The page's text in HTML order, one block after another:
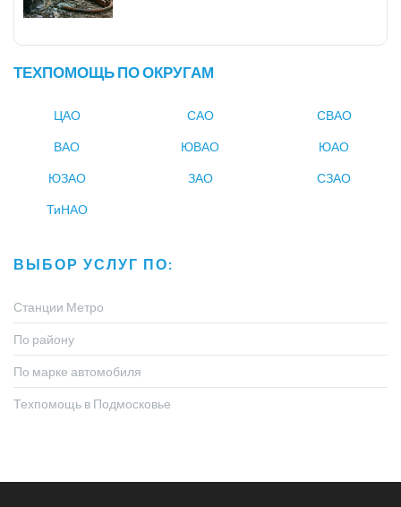
ТЕХПОМОЩЬ ПО ОКРУГАМ
ЦАО САО СВАО
ВАО ЮВАО ЮАО
ЮЗАО ЗАО СЗАО
ТиНАО
ВЫБОР УСЛУГ ПО:
Станции Метро
По району
По марке автомобиля
Техпомощь в Подмосковье